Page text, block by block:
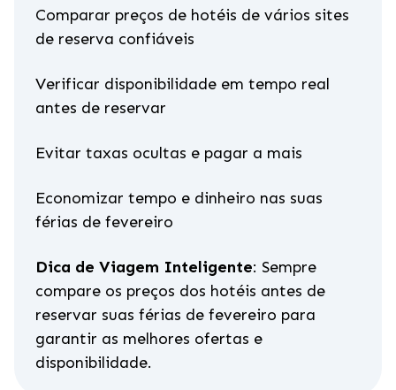
Comparar preços de hotéis de vários sites
de reserva confiáveis
Verificar disponibilidade em tempo real
antes de reservar
Evitar taxas ocultas e pagar a mais
Economizar tempo e dinheiro nas suas
férias de fevereiro
Dica de Viagem Inteligente: Sempre
compare os preços dos hotéis antes de
reservar suas férias de fevereiro para
garantir as melhores ofertas e
disponibilidade.